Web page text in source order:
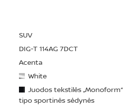
SUV
DIG-T 114AG 7DCT
Acenta
White
Juodos tekstilės „Monoform“
tipo sportinės sėdynės